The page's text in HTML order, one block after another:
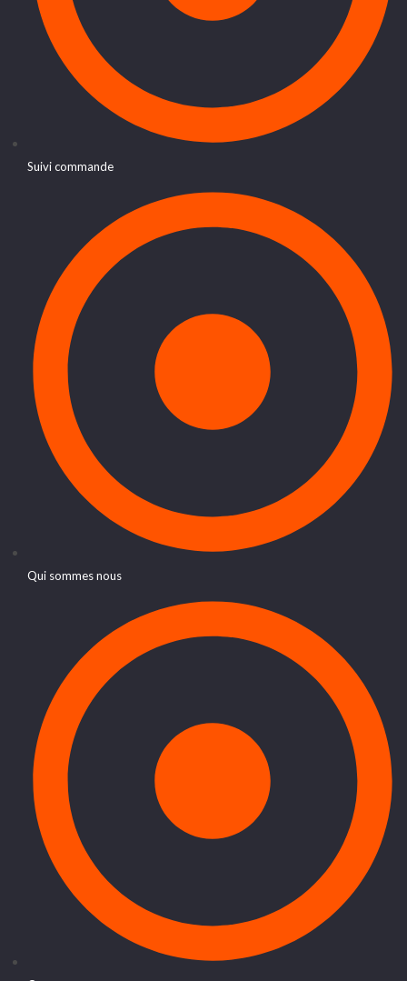
Suivi commande
Qui sommes nous